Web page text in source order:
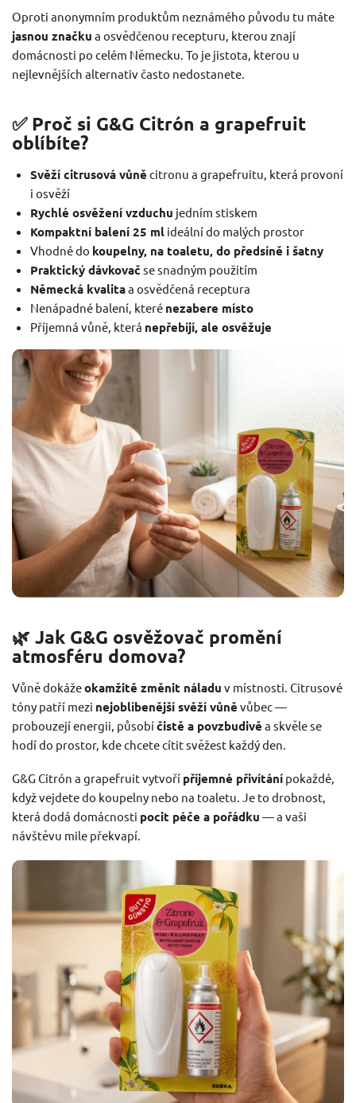
Oproti anonymním produktům neznámého původu tu máte
jasnou značku a osvědčenou recepturu, kterou znají
domácnosti po celém Německu. To je jistota, kterou u
nejlevnějších alternativ často nedostanete.
✅ Proč si G&G Citrón a grapefruit
oblíbíte?
Svěží citrusová vůně citronu a grapefruitu, která provoní
i osvěží
Rychlé osvěžení vzduchu jedním stiskem
Kompaktní balení 25 ml ideální do malých prostor
Vhodné do koupelny, na toaletu, do předsíně i šatny
Praktický dávkovač se snadným použitím
Německá kvalitaa osvědčená receptura
Nenápadné balení, které nezabere místo
Příjemná vůně, která nepřebíjí, ale osvěžuje
🌿 Jak G&G osvěžovač promění
atmosféru domova?
Vůně dokážeokamžitě změnit náladu v místnosti. Citrusové
tóny patří mezi nejoblíbenější svěží vůně vůbec —
probouzejí energii, působíčistě a povzbudivě a skvěle se
hodí do prostor, kde chcete cítit svěžest každý den.
G&G Citrón a grapefruit vytvoří příjemné přivítání pokaždé,
když vejdete do koupelny nebo na toaletu. Je to drobnost,
která dodá domácnosti pocit péče a pořádku — a vaši
návštěvu mile překvapí.